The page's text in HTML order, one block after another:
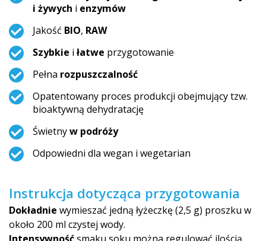
i żywych i enzymów
Jakość BIO, RAW
Szybkie i łatwe przygotowanie
Pełna rozpuszczalność
Opatentowany proces produkcji obejmujący tzw.
bioaktywną dehydratację
Świetnyw podróży
Odpowiedni dla wegan i wegetarian
Instrukcja dotycząca przygotowania
Dokładnie wymieszać jedną łyżeczkę (2,5 g) proszku w
około 200 ml czystej wody.